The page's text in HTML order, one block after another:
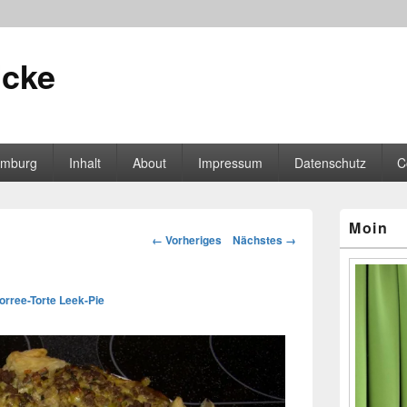
Inhalt About Impressum Datenschutz
Bilder-
← Vorheriges Nächstes →
Torte Leek-Pie
Seitenleisten-
Moin